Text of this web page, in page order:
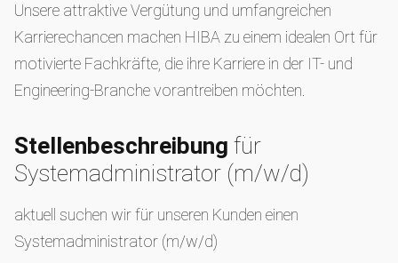
Unsere attraktive Vergütung und umfangreichen
Karrierechancen machen HIBA zu einem idealen Ort für
motivierte Fachkräfte, die ihre Karriere in der IT- und
Engineering-Branche vorantreiben möchten.
Stellenbeschreibung für
Systemadministrator (m/w/d)
aktuell suchen wir für unseren Kunden einen
Systemadministrator (m/w/d)